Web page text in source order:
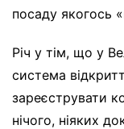
посаду якогось
Річ у тім, що у
система
зареєструвати
нічого, ніяких